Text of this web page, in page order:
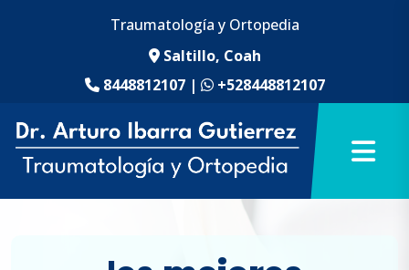
Traumatología y Ortopedia
Saltillo, Coah
8448812107| +528448812107